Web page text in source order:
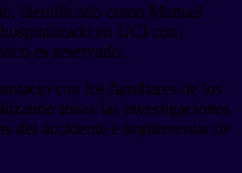
identificado como Manuel
en UCI con
es reservado.
con los familiares de los
todas las investigaciones
del accidente e implementar de